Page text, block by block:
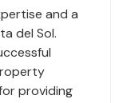
and a
del Sol.
providing